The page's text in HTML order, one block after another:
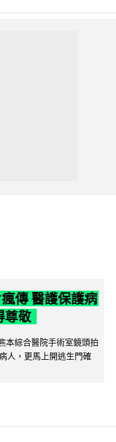
傳 醫護保護病
尊敬
本綜合醫院手術室鏡頭拍
人，更馬上開逃生門確